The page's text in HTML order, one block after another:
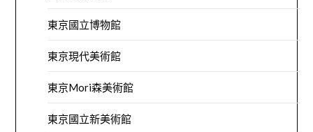
東京國立博物館
東京現代美術館
東京Mori森美術館
東京國立新美術館